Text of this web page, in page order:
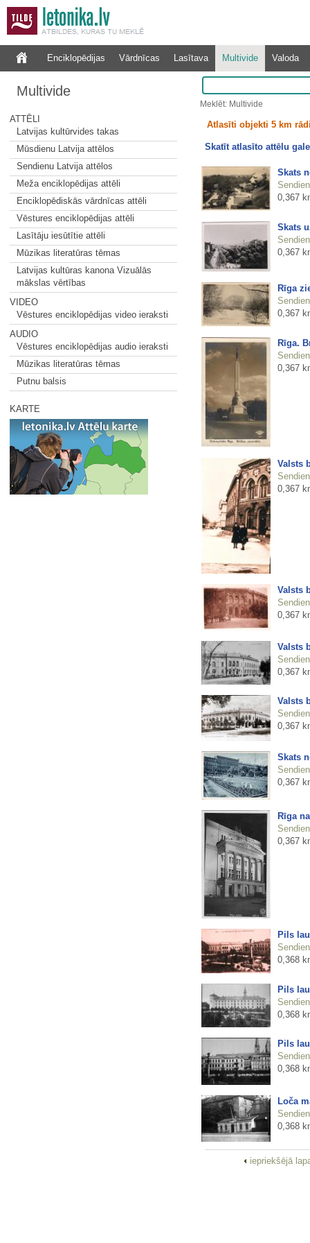
Enciklopēdijas Vārdnīcas Lasītava Multivide Valoda
Multivide
ATTĒLI
Latvijas kultūrvides takas
Mūsdienu Latvija attēlos
Sendienu Latvija attēlos
Meža enciklopēdijas attēli
Enciklopēdiskās vārdnīcas attēli
Vēstures enciklopēdijas attēli
Lasītāju iesūtītie attēli
Mūzikas literatūras tēmas
Latvijas kultūras kanona Vizuālās
mākslas vērtības
VIDEO
Vēstures enciklopēdijas video ieraksti
AUDIO
Vēstures enciklopēdijas audio ieraksti
Mūzikas literatūras tēmas
Putnu balsis
KARTE
Meklēt: Multivide
Atlasīti objekti 5 km
Skatīt atlasīto attēlu
Skats
0,367
Skats
0,367
Rīga
0,367
Rīga.
0,367
Valsts
0,367
Valsts
0,367
Valsts
0,367
Valsts
0,367
Skats
0,367
Rīga
0,367
Pils
0,368
Pils
0,368
Pils
0,368
Loča
0,368
iepriekšējā